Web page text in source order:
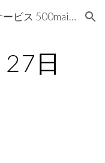
Skip to navigation
500円で500人にメール配信サービス 500mails（500メールズ）
日